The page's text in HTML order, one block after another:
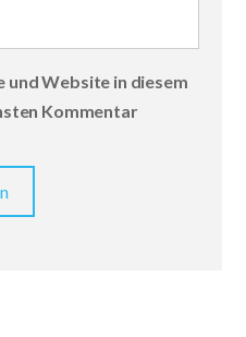
und Website in diesem
Kommentar